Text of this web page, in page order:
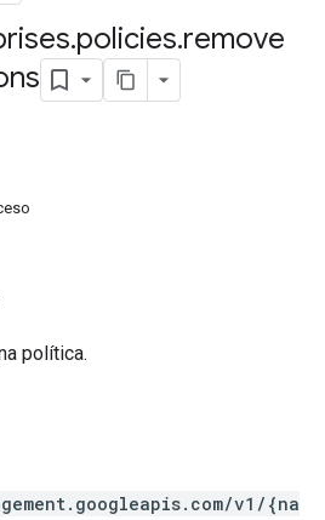
.policies.remove
política.
v1/{na